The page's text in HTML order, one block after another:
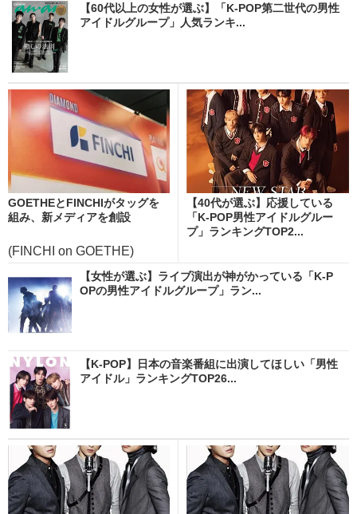
【60代以上の女性が選ぶ】「K-POP第二世代の男性
アイドルグループ」人気ランキ...
GOETHEとFINCHIがタッグを
組み、新メディアを創設
(FINCHI on GOETHE)
【40代が選ぶ】応援している
「K-POP男性アイドルグルー
プ」ランキングTOP2...
【女性が選ぶ】ライブ演出が神がかっている「K-P
OPの男性アイドルグループ」ラン...
【K-POP】日本の音楽番組に出演してほしい「男性
アイドル」ランキングTOP26...